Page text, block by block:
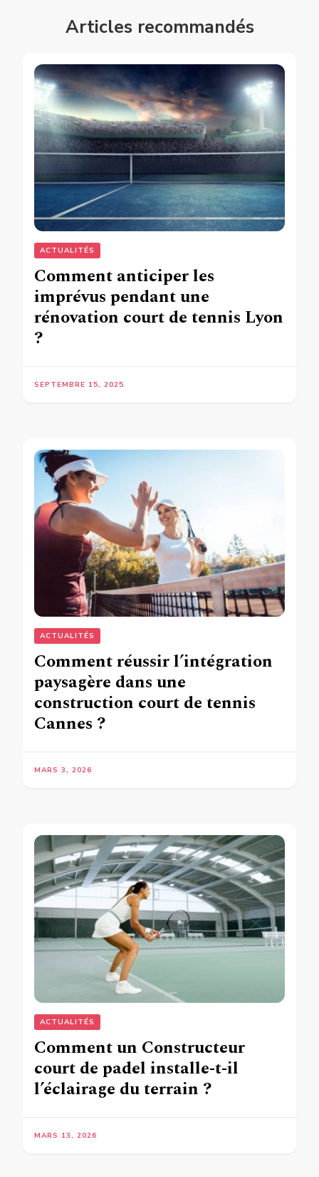
Articles recommandés
ACTUALITÉS
Comment anticiper les
imprévus pendant une
rénovation court de tennis Lyon
?
SEPTEMBRE 15, 2025
ACTUALITÉS
Comment réussir l’intégration
paysagère dans une
construction court de tennis
Cannes ?
MARS 3, 2026
ACTUALITÉS
Comment un Constructeur
court de padel installe‑t‑il
l’éclairage du terrain ?
MARS 13, 2026